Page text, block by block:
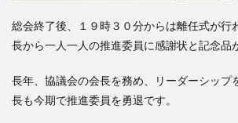
総会終了後、１９時３０分からは離任式が
長から一人一人の推進委員に感謝状と記念品
長年、協議会の会長を務め、リーダーシップ
長も今期で推進委員を勇退です。